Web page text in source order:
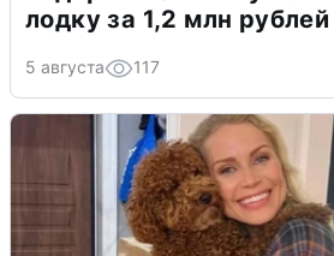
лодку за 1,2 млн рублей
5 августа 117